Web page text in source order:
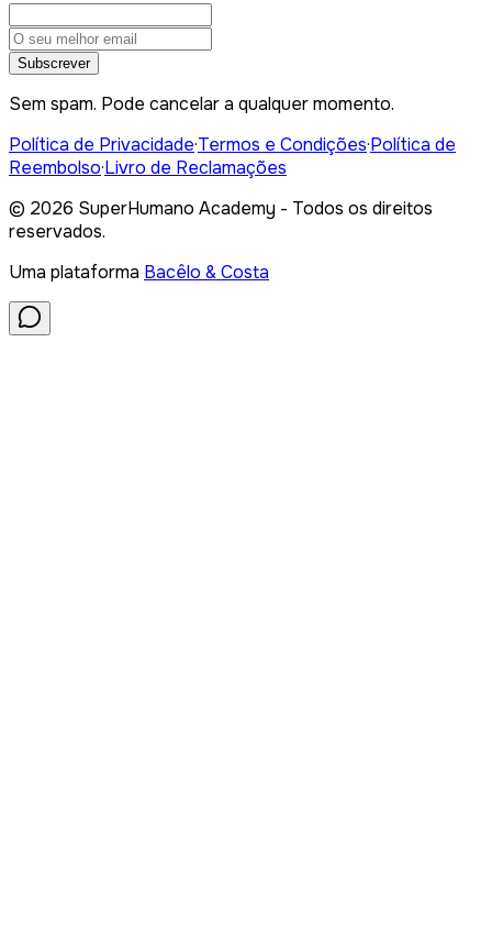
Subscrever
Sem spam. Pode cancelar a qualquer momento.
Política de Privacidade·Termos e Condições·Política de
Reembolso·Livro de Reclamações
© 2026 SuperHumano Academy - Todos os direitos
reservados.
Uma plataforma Bacêlo & Costa